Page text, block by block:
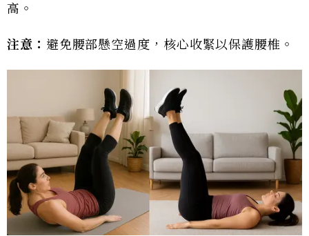
高。
注意： 避免腰部懸空過度，核心收緊以保護腰椎。